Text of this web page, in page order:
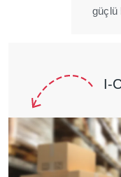
güçlü
I-